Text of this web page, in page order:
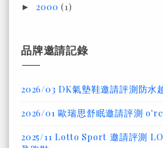
► 2000(1)
品牌邀請記錄
2026/03 DK氣墊鞋邀請評測防水
2026/01 歐瑞思舒眠邀請評測
2025/11 Lotto Sport 邀請評測